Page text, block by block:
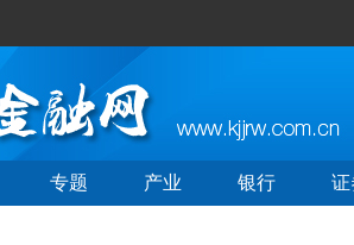
专题 产业 银行 证